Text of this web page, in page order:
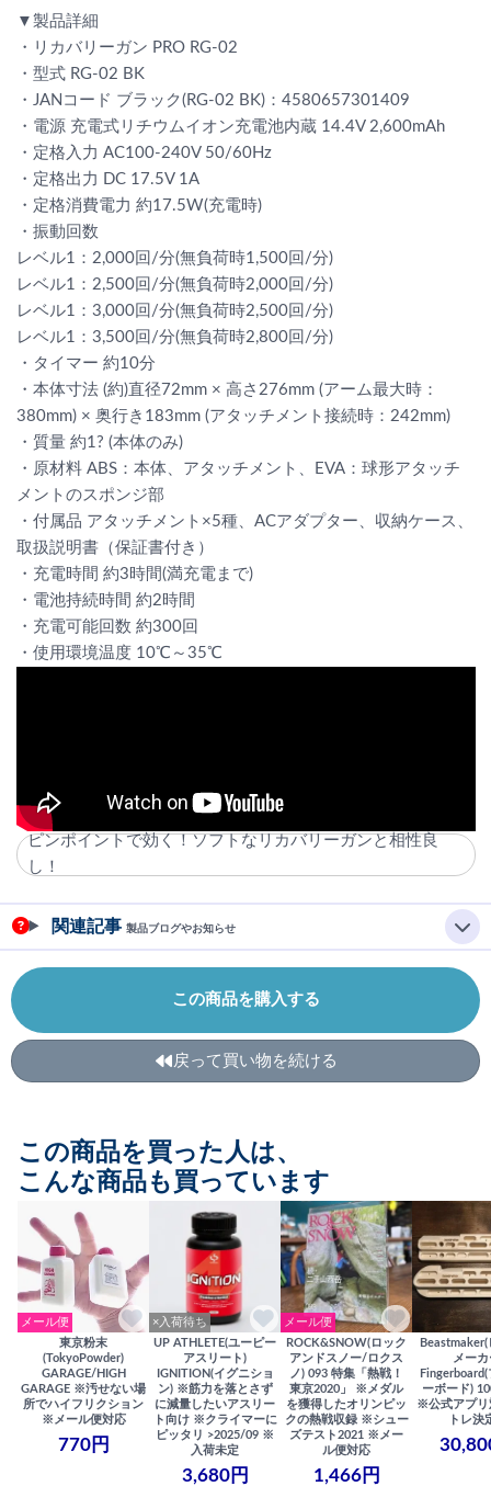
▼製品詳細
・リカバリーガン PRO RG-02
・型式 RG-02 BK
・JANコード ブラック(RG-02 BK)：4580657301409
・電源 充電式リチウムイオン充電池内蔵 14.4V 2,600mAh
・定格入力 AC100-240V 50/60Hz
・定格出力 DC 17.5V 1A
・定格消費電力 約17.5W(充電時)
・振動回数
レベル1：2,000回/分(無負荷時1,500回/分)
レベル1：2,500回/分(無負荷時2,000回/分)
レベル1：3,000回/分(無負荷時2,500回/分)
レベル1：3,500回/分(無負荷時2,800回/分)
・タイマー 約10分
・本体寸法 (約)直径72mm × 高さ276mm (アーム最大時：
380mm) × 奥行き183mm (アタッチメント接続時：242mm)
・質量 約1? (本体のみ)
・原材料 ABS：本体、アタッチメント、EVA：球形アタッチ
メントのスポンジ部
・付属品 アタッチメント×5種、ACアダプター、収納ケース、
取扱説明書（保証書付き）
・充電時間 約3時間(満充電まで)
・電池持続時間 約2時間
・充電可能回数 約300回
・使用環境温度 10℃～35℃
ピンポイントで効く！ソフトなリカバリーガンと相性良
し！
関連記事 製品ブログやお知らせ
この商品を購入する
戻って買い物を続ける
この商品を買った人は、
こんな商品も買っています
メール便
東京粉末
(TokyoPowder)
GARAGE/HIGH
GARAGE ※汚せない場
所でハイフリクション
※メール便対応
770円
×入荷待ち
UP ATHLETE(ユーピー
アスリート)
IGNITION(イグニショ
ン) ※筋力を落とさず
に減量したいアスリー
ト向け ※クライマーに
ピッタリ >2025/09 ※
入荷未定
3,680円
メール便
ROCK&SNOW(ロック
アンドスノー/ロクス
ノ) 093 特集「熱戦！
東京2020」 ※メダル
を獲得したオリンピッ
クの熱戦収録 ※シュー
ズテスト2021 ※メー
ル便対応
1,466円
メーカ
ーボード)
※公式アプ
トレ決